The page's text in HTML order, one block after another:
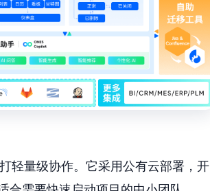
轻量级协作。它采用公有云部署，开